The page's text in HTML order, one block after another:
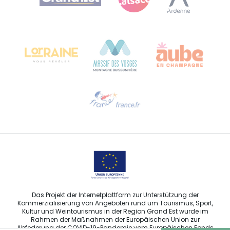
Bureau de Colmar (Hauptverwaltung)
Sprechen Sie uns per E-Mail an
Das Projekt der Internetplattform zur Unterstützung der
Kommerzialisierung von Angeboten rund um Tourismus, Sport,
Kultur und Weintourismus in der Region Grand Est wurde im
Rahmen der Maßnahmen der Europäischen Union zur